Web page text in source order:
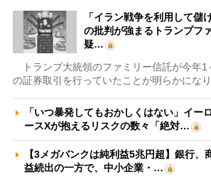
「イラン戦争を利用して儲
の批判が強まるトランプフ
疑…
トランプ大統領のファミリー信託が今年1
の証券取引を行っていたことが明らかにな
「いつ暴発してもおかしくはない」イー
ースXが抱えるリスクの数々「絶対…
【3メガバンクは純利益5兆円超】銀行、
益続出の一方で、中小企業・…